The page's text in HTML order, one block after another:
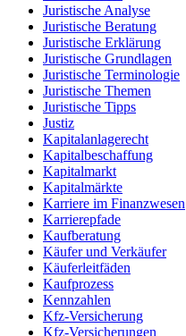
Juristische Analyse
Juristische Beratung
Juristische Erklärung
Juristische Grundlagen
Juristische Terminologie
Juristische Themen
Juristische Tipps
Justiz
Kapitalanlagerecht
Kapitalbeschaffung
Kapitalmarkt
Kapitalmärkte
Karriere im Finanzwesen
Karrierepfade
Kaufberatung
Käufer und Verkäufer
Käuferleitfäden
Kaufprozess
Kennzahlen
Kfz-Versicherung
Kfz-Versicherungen